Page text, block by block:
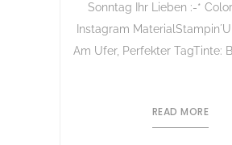
Sonntag Ihr Lieben :-*
Instagram
Am Ufer, Perfekter TagTinte:
READ MORE